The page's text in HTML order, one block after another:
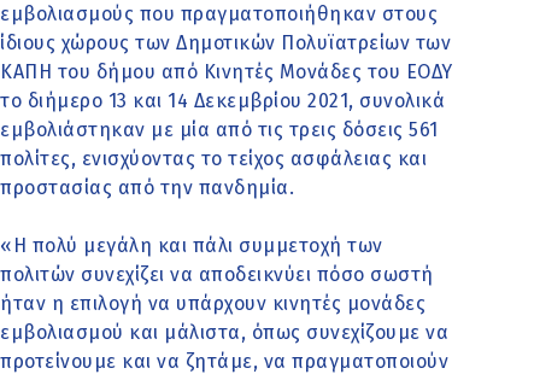
εμβολιασμούς που πραγματοποιήθηκαν στους
ίδιους χώρους των Δημοτικών Πολυϊατρείων των
ΚΑΠΗ του δήμου από Κινητές Μονάδες του ΕΟΔΥ
το διήμερο 13 και 14 Δεκεμβρίου 2021, συνολικά
εμβολιάστηκαν με μία από τις τρεις δόσεις 561
πολίτες, ενισχύοντας το τείχος ασφάλειας και
προστασίας από την πανδημία.
«Η πολύ μεγάλη και πάλι συμμετοχή των
πολιτών συνεχίζει να αποδεικνύει πόσο σωστή
ήταν η επιλογή να υπάρχουν κινητές μονάδες
εμβολιασμού και μάλιστα, όπως συνεχίζουμε να
προτείνουμε και να ζητάμε, να πραγματοποιούν